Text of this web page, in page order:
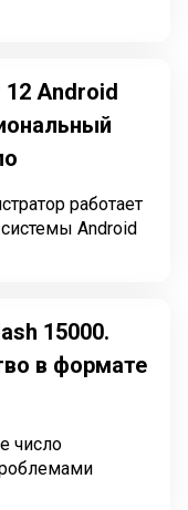
Android
работает
Android
15000.
в формате
число